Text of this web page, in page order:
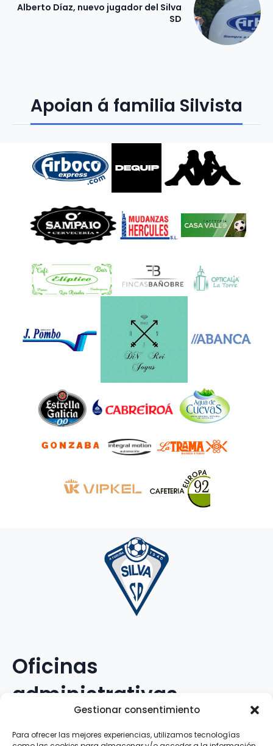
Gestionar consentimiento
Para ofrecer las mejores experiencias, utilizamos tecnologías
Alberto Díaz, nuevo jugador del Silva
SD
Apoian á familia Silvista
Oficinas
administrativas
Avenida Galileo Galilei, 12